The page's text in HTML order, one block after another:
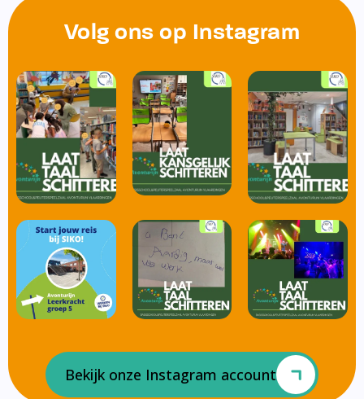
Volg ons op Instagram
Bekijk onze Instagram account